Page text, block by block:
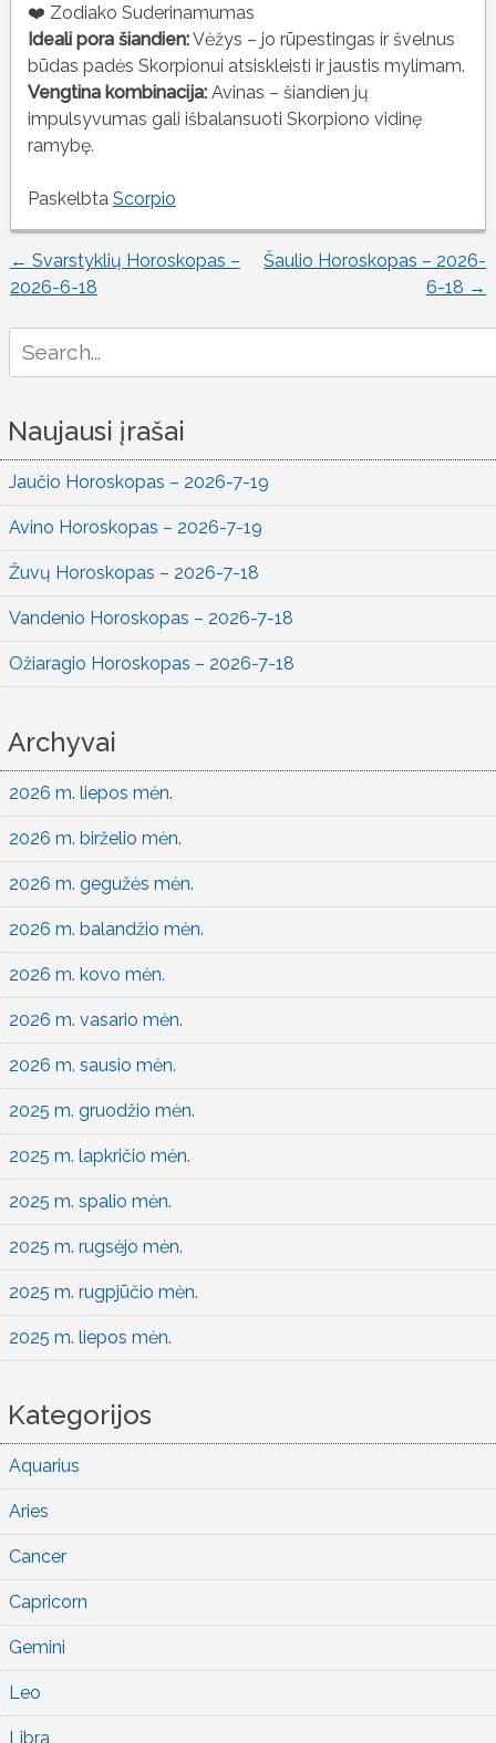
❤️ Zodiako Suderinamumas
Ideali pora šiandien:Vėžys – jo rūpestingas ir švelnus
būdas padės Skorpionui atsiskleisti ir jaustis mylimam.
Vengtina kombinacija:Avinas – šiandien jų
impulsyvumas gali išbalansuoti Skorpiono vidinę
ramybę.
Paskelbta Scorpio
Įrašo
naršymas
← Svarstyklių Horoskopas –
2026-6-18
Šaulio Horoskopas – 2026-
6-18 →
for:
Naujausi įrašai
Jaučio Horoskopas – 2026-7-19
Avino Horoskopas – 2026-7-19
Žuvų Horoskopas – 2026-7-18
Vandenio Horoskopas – 2026-7-18
Ožiaragio Horoskopas – 2026-7-18
Archyvai
2026 m. liepos mėn.
2026 m. birželio mėn.
2026 m. gegužės mėn.
2026 m. balandžio mėn.
2026 m. kovo mėn.
2026 m. vasario mėn.
2026 m. sausio mėn.
2025 m. gruodžio mėn.
2025 m. lapkričio mėn.
2025 m. spalio mėn.
2025 m. rugsėjo mėn.
2025 m. rugpjūčio mėn.
2025 m. liepos mėn.
Kategorijos
Aquarius
Aries
Cancer
Capricorn
Gemini
Leo
Libra